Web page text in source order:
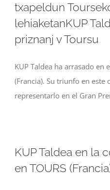
txapeldun
lehiaketanKUP
priznanj v Toursu
KUP Taldea ha arrasado en
(Francia). Su triunfo en
representarlo en el Gran
KUP Taldea en la
en TOURS